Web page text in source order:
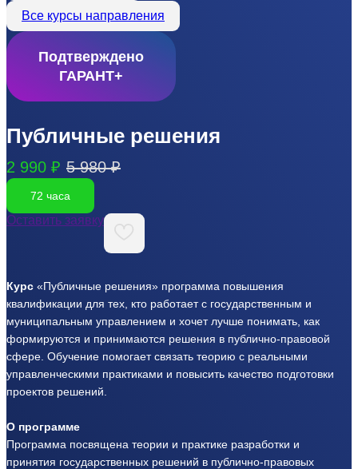
Все курсы направления
Публичные решения
2 990 ₽ 5 980 ₽
72 часа
Оставить заявку
Подтверждено
ГАРАНТ+
Курс «Публичные решения» программа повышения
квалификации для тех, кто работает с государственным и
муниципальным управлением и хочет лучше понимать, как
формируются и принимаются решения в публично-правовой
сфере. Обучение помогает связать теорию с реальными
управленческими практиками и повысить качество подготовки
проектов решений.
О программе
Программа посвящена теории и практике разработки и
принятия государственных решений в публично-правовых